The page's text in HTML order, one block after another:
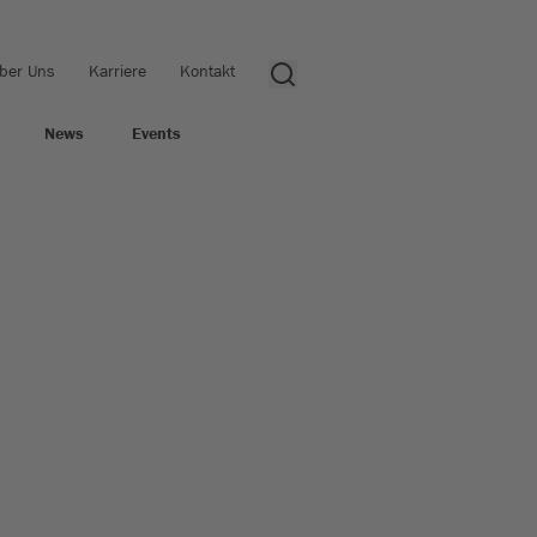
Uns Karriere Kontakt
News Events